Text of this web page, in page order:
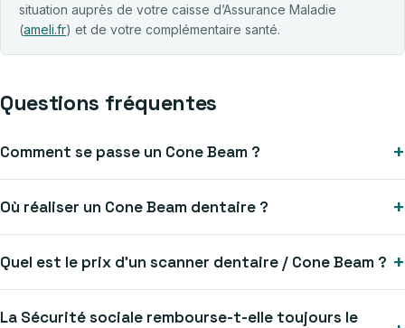
situation auprès de votre caisse d’Assurance Maladie
(ameli.fr) et de votre complémentaire santé.
Questions fréquentes
Comment se passe un Cone Beam ?
Où réaliser un Cone Beam dentaire ?
Quel est le prix d’un scanner dentaire / Cone Beam ?
La Sécurité sociale rembourse-t-elle toujours le